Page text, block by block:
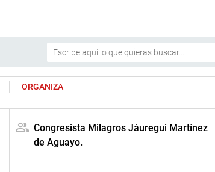
ORGANIZA
Congresista Milagros Jáuregui Martínez
de Aguayo.